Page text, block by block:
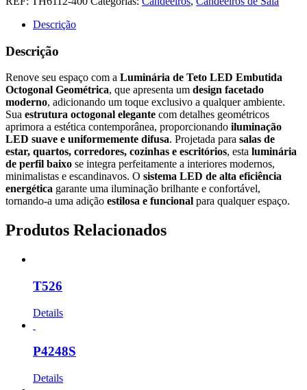
Descrição
Descrição
Renove seu espaço com a Luminária de Teto LED Embutida
Octogonal Geométrica, que apresenta um design facetado
moderno, adicionando um toque exclusivo a qualquer ambiente.
Sua estrutura octogonal elegante com detalhes geométricos
aprimora a estética contemporânea, proporcionando iluminação
LED suave e uniformemente difusa. Projetada para salas de
estar, quartos, corredores, cozinhas e escritórios, esta luminária
de perfil baixo se integra perfeitamente a interiores modernos,
minimalistas e escandinavos. O sistema LED de alta eficiência
energética garante uma iluminação brilhante e confortável,
tornando-a uma adição estilosa e funcional para qualquer espaço.
Produtos Relacionados
T526
Details
P4248S
Details